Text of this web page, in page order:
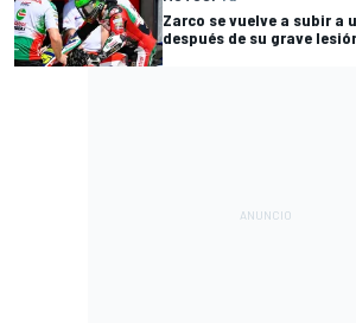
Zarco se vuelve a subir a
después de su grave